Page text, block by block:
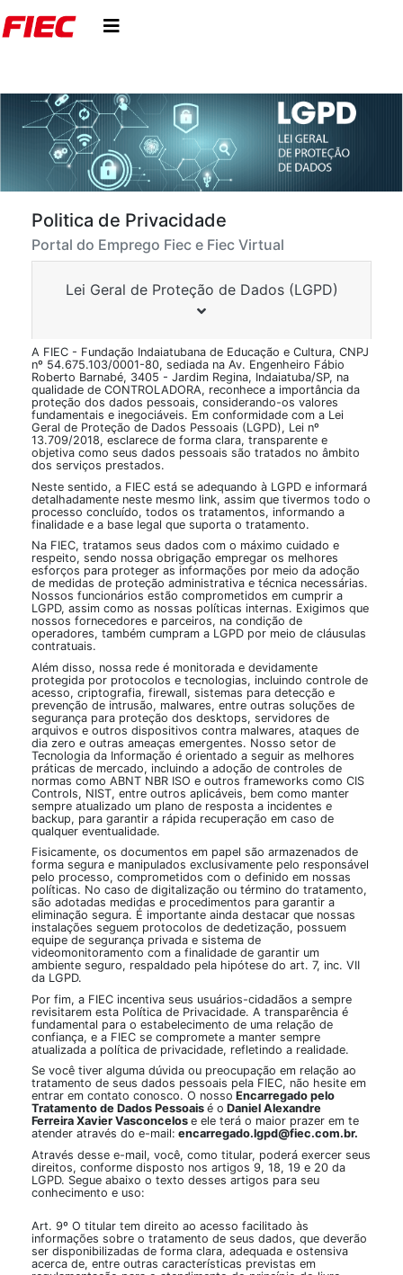
Politica de Privacidade
Portal do Emprego Fiec e Fiec Virtual
Lei Geral de Proteção de Dados (LGPD)
A FIEC - Fundação Indaiatubana de Educação e Cultura, CNPJ
nº 54.675.103/0001-80, sediada na Av. Engenheiro Fábio
Roberto Barnabé, 3405 - Jardim Regina, Indaiatuba/SP, na
qualidade de CONTROLADORA, reconhece a importância da
proteção dos dados pessoais, considerando-os valores
fundamentais e inegociáveis. Em conformidade com a Lei
Geral de Proteção de Dados Pessoais (LGPD), Lei nº
13.709/2018, esclarece de forma clara, transparente e
objetiva como seus dados pessoais são tratados no âmbito
dos serviços prestados.
Neste sentido, a FIEC está se adequando à LGPD e informará
detalhadamente neste mesmo link, assim que tivermos todo o
processo concluído, todos os tratamentos, informando a
finalidade e a base legal que suporta o tratamento.
Na FIEC, tratamos seus dados com o máximo cuidado e
respeito, sendo nossa obrigação empregar os melhores
esforços para proteger as informações por meio da adoção
de medidas de proteção administrativa e técnica necessárias.
Nossos funcionários estão comprometidos em cumprir a
LGPD, assim como as nossas políticas internas. Exigimos que
nossos fornecedores e parceiros, na condição de
operadores, também cumpram a LGPD por meio de cláusulas
contratuais.
Além disso, nossa rede é monitorada e devidamente
protegida por protocolos e tecnologias, incluindo controle de
acesso, criptografia, firewall, sistemas para detecção e
prevenção de intrusão, malwares, entre outras soluções de
segurança para proteção dos desktops, servidores de
arquivos e outros dispositivos contra malwares, ataques de
dia zero e outras ameaças emergentes. Nosso setor de
Tecnologia da Informação é orientado a seguir as melhores
práticas de mercado, incluindo a adoção de controles de
normas como ABNT NBR ISO e outros frameworks como CIS
Controls, NIST, entre outros aplicáveis, bem como manter
sempre atualizado um plano de resposta a incidentes e
backup, para garantir a rápida recuperação em caso de
qualquer eventualidade.
Fisicamente, os documentos em papel são armazenados de
forma segura e manipulados exclusivamente pelo responsável
pelo processo, comprometidos com o definido em nossas
políticas. No caso de digitalização ou término do tratamento,
são adotadas medidas e procedimentos para garantir a
eliminação segura. É importante ainda destacar que nossas
instalações seguem protocolos de dedetização, possuem
equipe de segurança privada e sistema de
videomonitoramento com a finalidade de garantir um
ambiente seguro, respaldado pela hipótese do art. 7, inc. VII
da LGPD.
Por fim, a FIEC incentiva seus usuários-cidadãos a sempre
revisitarem esta Política de Privacidade. A transparência é
fundamental para o estabelecimento de uma relação de
confiança, e a FIEC se compromete a manter sempre
atualizada a política de privacidade, refletindo a realidade.
Se você tiver alguma dúvida ou preocupação em relação ao
tratamento de seus dados pessoais pela FIEC, não hesite em
entrar em contato conosco. O nosso Encarregado pelo
Tratamento de Dados Pessoais é o Daniel Alexandre
Ferreira Xavier Vasconcelos e ele terá o maior prazer em te
atender através do e-mail: encarregado.lgpd@fiec.com.br.
Através desse e-mail, você, como titular, poderá exercer seus
direitos, conforme disposto nos artigos 9, 18, 19 e 20 da
LGPD. Segue abaixo o texto desses artigos para seu
conhecimento e uso:
Art. 9º O titular tem direito ao acesso facilitado às
informações sobre o tratamento de seus dados, que deverão
ser disponibilizadas de forma clara, adequada e ostensiva
acerca de, entre outras características previstas em